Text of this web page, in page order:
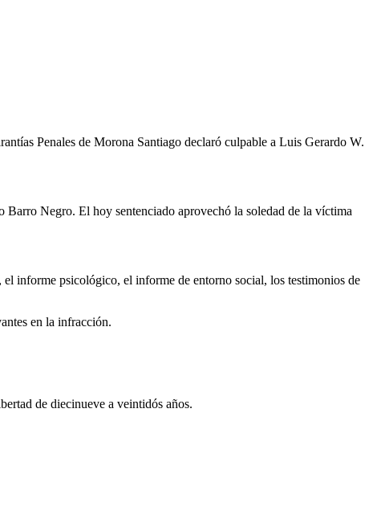
Penales de Morona Santiago declaró culpable a Luis Gerardo W.
Negro. El hoy sentenciado aprovechó la soledad de la víctima
informe psicológico, el informe de entorno social, los testimonios de
en la infracción.
de diecinueve a veintidós años.